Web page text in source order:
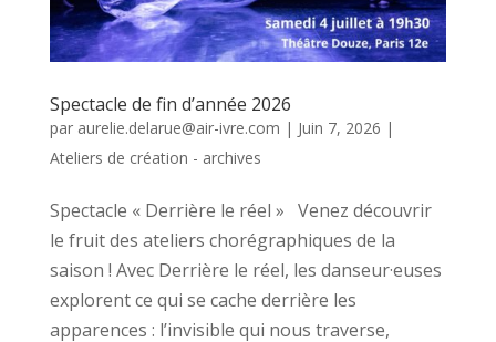
Spectacle de fin d’année 2026
par aurelie.delarue@air-ivre.com | Juin 7, 2026 |
Ateliers de création - archives
Spectacle « Derrière le réel » Venez découvrir
le fruit des ateliers chorégraphiques de la
saison ! Avec Derrière le réel, les danseur·euses
explorent ce qui se cache derrière les
apparences : l’invisible qui nous traverse,